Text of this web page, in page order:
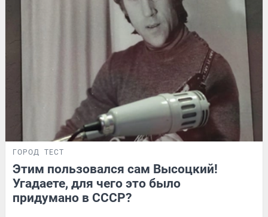
ГОРОД ТЕСТ
Этим пользовался сам Высоцкий!
Угадаете, для чего это было
придумано в СССР?